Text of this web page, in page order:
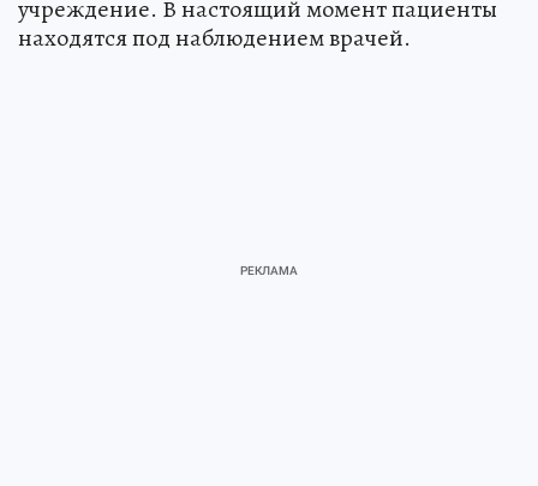
учреждение. В настоящий момент пациенты
находятся под наблюдением врачей.